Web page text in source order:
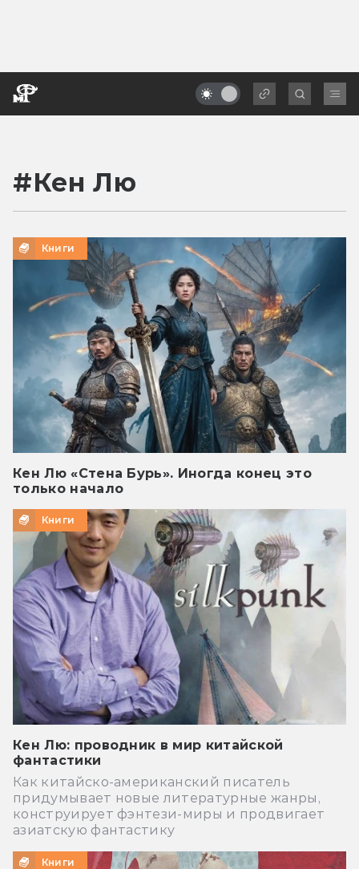
#Кен Лю
Книги
Кен Лю «Стена Бурь». Иногда конец это
только начало
Книги
Кен Лю: проводник в мир китайской
фантастики
Как китайско-американский писатель
придумывает новые литературные жанры,
конструирует фэнтези-миры и продвигает
азиатскую фантастику
Книги